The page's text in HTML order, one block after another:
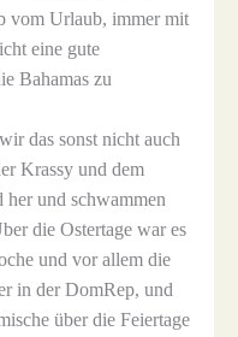
vom Urlaub, immer mit
eine gute
Bahamas zu
das sonst nicht auch
Krassy und dem
her und schwammen
die Ostertage war es
und vor allem die
in der DomRep, und
über die Feiertage